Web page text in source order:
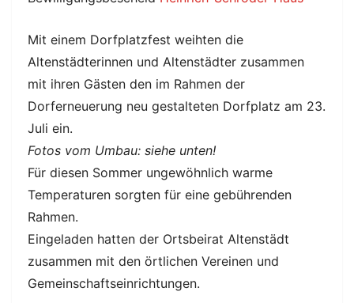
Mit einem Dorfplatzfest weihten die
Altenstädterinnen und Altenstädter zusammen
mit ihren Gästen den im Rahmen der
Dorferneuerung neu gestalteten Dorfplatz am 23.
Juli ein.
Fotos vom Umbau: siehe unten!
Für diesen Sommer ungewöhnlich warme
Temperaturen sorgten für eine gebührenden
Rahmen.
Eingeladen hatten der Ortsbeirat Altenstädt
zusammen mit den örtlichen Vereinen und
Gemeinschaftseinrichtungen.